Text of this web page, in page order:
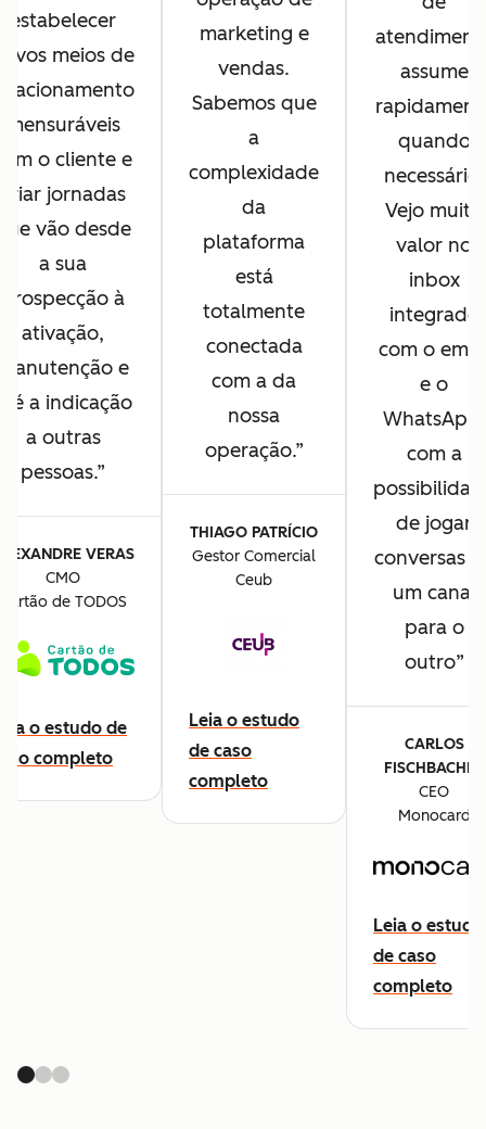
estabelecer
meios de
mensuráveis
o cliente e
criar jornadas
vão desde
a sua
prospecção à
ativação,
e
a indicação
a outras
pessoas.
VERAS
CMO
Cartão de TODOS
o estudo de
completo
marketing e
vendas.
Sabemos que
a
complexidade
da
plataforma
está
totalmente
conectada
com a da
nossa
operação.
THIAGO PATRÍCIO
Gestor Comercial
Ceub
Leia o estudo
de caso
completo
assume
quando
necessário.
Vejo muito
valor no
inbox
integrado
com o
e o
WhatsApp,
com a
de jogar
conversas
um canal
para o
outro
CARLOS
FISCHBACHER
CEO
Monocard
Leia o estudo
de caso
completo